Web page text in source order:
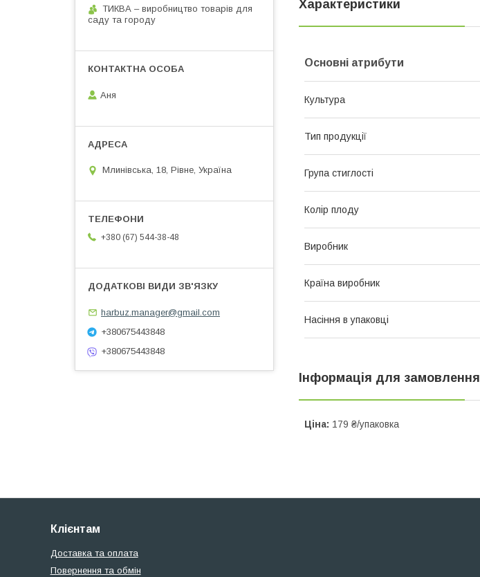
Характеристики
Основні атрибути
Культура
Тип продукції
Група стиглості
Колір плоду
Виробник
Країна виробник
Насіння в упаковці
Інформація для замовлення
Ціна: 179 ₴/упаковка
ТИКВА – виробництво товарів для
саду та городу
Аня
Млинівська, 18, Рівне, Україна
+380 (67) 544-38-48
harbuz.manager@gmail.com
+380675443848
+380675443848
Клієнтам
Доставка та оплата
Повернення та обмін